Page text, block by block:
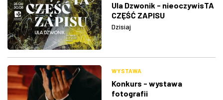
Ula Dzwonik - nieoczywisTA
CZĘŚĆ ZAPISU
Dzisiaj
WYSTAWA
Konkurs - wystawa
fotografii